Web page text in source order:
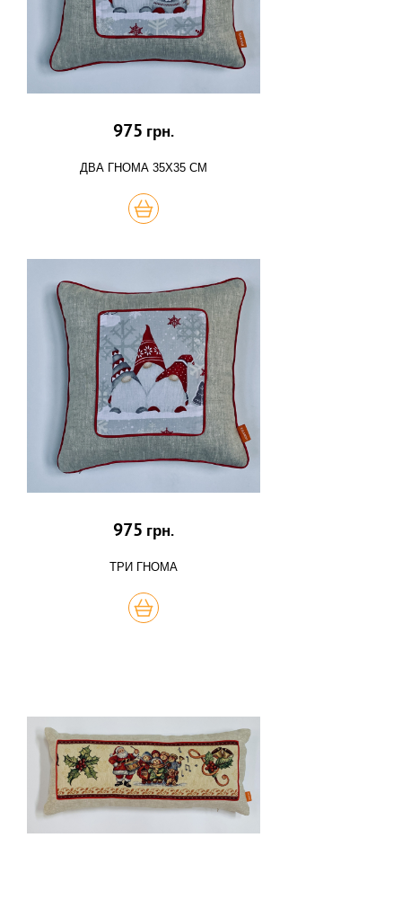
975 грн.
ДВА ГНОМА 35Х35 СМ
КУПИТЬ
975 грн.
ТРИ ГНОМА
КУПИТЬ